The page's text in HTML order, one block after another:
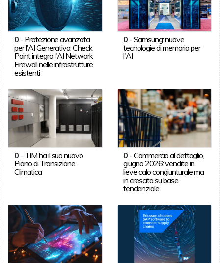
0- Protezione avanzata
per l'AI Generativa: Check
Point integra l'AI Network
Firewall nelle infrastrutture
esistenti
0 -Samsung: nuove
tecnologie di memoria per
l'AI
0- TIM ha il suo nuovo
Piano di Transizione
Climatica
0 -Commercio al dettaglio,
giugno 2026: vendite in
lieve calo congiunturale ma
in crescita su base
tendenziale